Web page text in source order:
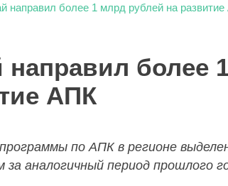
направил более 1 млрд рублей на
направил более
АПК
по АПК в регионе
аналогичный период прошлого